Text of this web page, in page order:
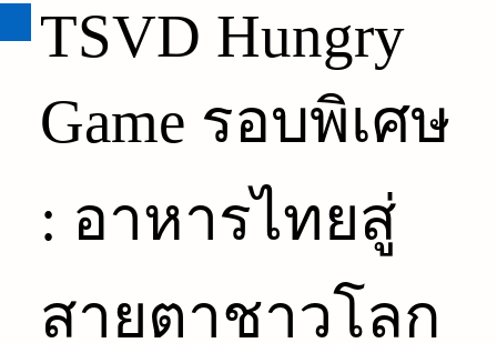
TSVD Hungry
Game รอบพิเศษ
: อาหารไทยสู่
สายตาชาวโลก